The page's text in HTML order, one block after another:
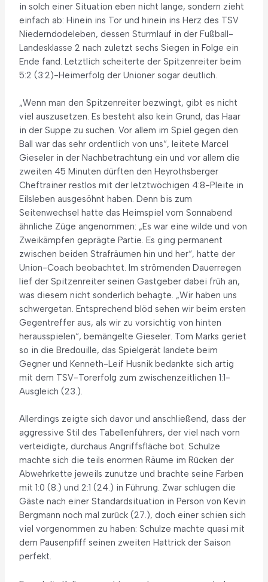
in solch einer Situation eben nicht lange, sondern zieht
einfach ab: Hinein ins Tor und hinein ins Herz des TSV
Niederndodeleben, dessen Sturmlauf in der Fußball-
Landesklasse 2 nach zuletzt sechs Siegen in Folge ein
Ende fand. Letztlich scheiterte der Spitzenreiter beim
5:2 (3:2)-Heimerfolg der Unioner sogar deutlich.
„Wenn man den Spitzenreiter bezwingt, gibt es nicht
viel auszusetzen. Es besteht also kein Grund, das Haar
in der Suppe zu suchen. Vor allem im Spiel gegen den
Ball war das sehr ordentlich von uns“, leitete Marcel
Gieseler in der Nachbetrachtung ein und vor allem die
zweiten 45 Minuten dürften den Heyrothsberger
Cheftrainer restlos mit der letztwöchigen 4:8-Pleite in
Eilsleben ausgesöhnt haben. Denn bis zum
Seitenwechsel hatte das Heimspiel vom Sonnabend
ähnliche Züge angenommen: „Es war eine wilde und von
Zweikämpfen geprägte Partie. Es ging permanent
zwischen beiden Strafräumen hin und her“, hatte der
Union-Coach beobachtet. Im strömenden Dauerregen
lief der Spitzenreiter seinen Gastgeber dabei früh an,
was diesem nicht sonderlich behagte. „Wir haben uns
schwergetan. Entsprechend blöd sehen wir beim ersten
Gegentreffer aus, als wir zu vorsichtig von hinten
herausspielen“, bemängelte Gieseler. Tom Marks geriet
so in die Bredouille, das Spielgerät landete beim
Gegner und Kenneth-Leif Husnik bedankte sich artig
mit dem TSV-Torerfolg zum zwischenzeitlichen 1:1-
Ausgleich (23.).
Allerdings zeigte sich davor und anschließend, dass der
aggressive Stil des Tabellenführers, der viel nach vorn
verteidigte, durchaus Angriffsfläche bot. Schulze
machte sich die teils enormen Räume im Rücken der
Abwehrkette jeweils zunutze und brachte seine Farben
mit 1:0 (8.) und 2:1 (24.) in Führung. Zwar schlugen die
Gäste nach einer Standardsituation in Person von Kevin
Bergmann noch mal zurück (27.), doch einer schien sich
viel vorgenommen zu haben: Schulze machte quasi mit
dem Pausenpfiff seinen zweiten Hattrick der Saison
perfekt.